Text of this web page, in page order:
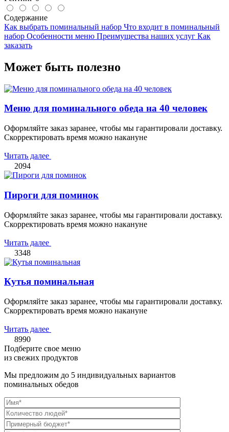
Содержание
Как выбрать поминальный набор Что входит в поминальный
набор Особенности меню Преимущества наших услуг Как
заказать
Может быть полезно
Меню для поминального обеда на 40 человек
Оформляйте заказ заранее, чтобы мы гарантировали доставку.
Скорректировать время можно накануне
Читать далее
2094
Пироги для поминок
Оформляйте заказ заранее, чтобы мы гарантировали доставку.
Скорректировать время можно накануне
Читать далее
3348
Кутья поминальная
Оформляйте заказ заранее, чтобы мы гарантировали доставку.
Скорректировать время можно накануне
Читать далее
8990
Подберите свое меню
из свежих продуктов
Мы предложим до 5 индивидуальных вариантов
поминальных обедов